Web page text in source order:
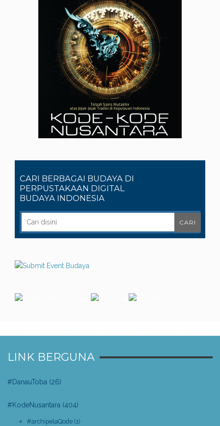
CARI BERBAGAI BUDAYA DI
PERPUSTAKAAN DIGITAL
BUDAYA INDONESIA
LINK BERGUNA
#DanauToba (26)
#KodeNusantara (404)
#archipelaQode (1)